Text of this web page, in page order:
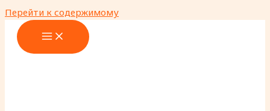
Перейти к содержимому